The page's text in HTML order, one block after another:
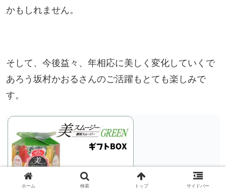
かもしれません。
そして、今後益々、年相応に美しく変化していくで
あろう坂村かおるさんのご活躍もとても楽しみで
す。
ホーム 検索 トップ サイドバー